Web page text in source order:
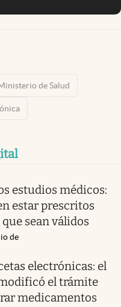
de Salud
estudios médicos:
estar prescritos
sean válidos
de
electrónicas: el
el trámite
medicamentos